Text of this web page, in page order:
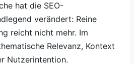
hat die SEO-
verändert: Reine
reicht nicht mehr. Im
Relevanz, Kontext
Nutzerintention.